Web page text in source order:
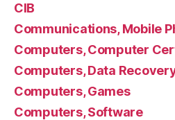
CIB
Communications, Mobile
Computers, Computer
Computers, Data
Computers, Games
Computers, Software